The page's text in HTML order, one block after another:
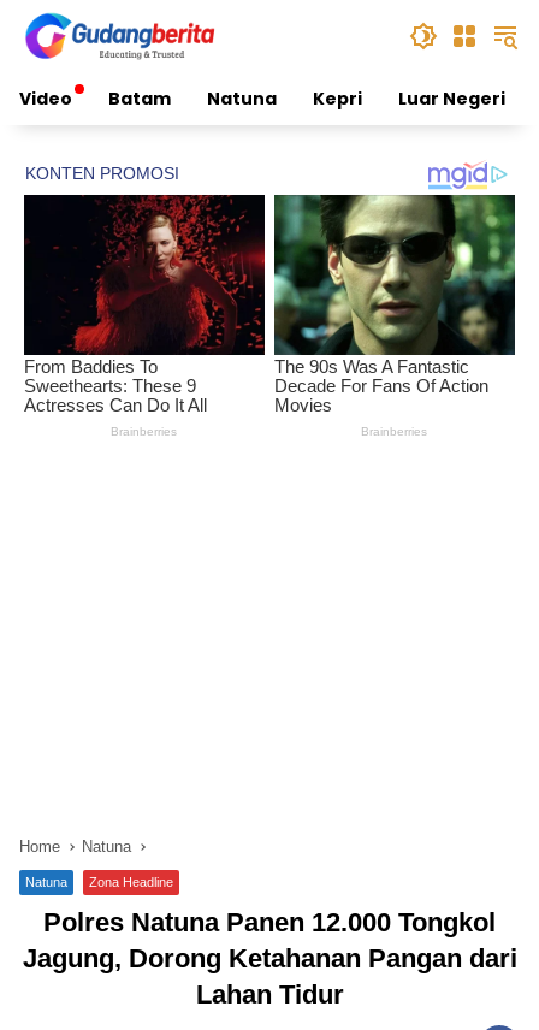
content
Video Batam Natuna Kepri Luar Negeri
Home Natuna
Natuna Zona Headline
Polres Natuna Panen 12.000 Tongkol
Jagung, Dorong Ketahanan Pangan dari
Lahan Tidur